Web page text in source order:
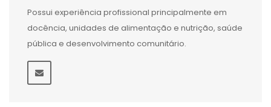
Possui experiência profissional principalmente em
docência, unidades de alimentação e nutrição, saúde
pública e desenvolvimento comunitário.